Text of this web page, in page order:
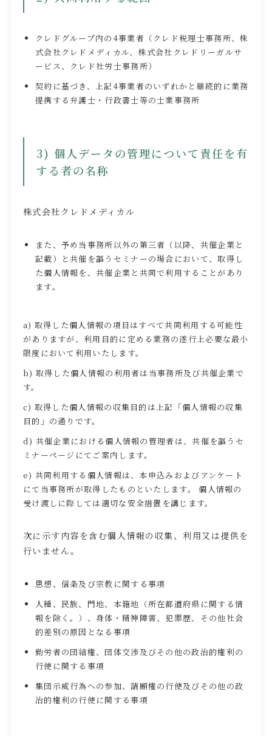
クレドグループ内の4事業者（クレド税理士事務所、株
式会社クレドメディカル、株式会社クレドリーガルサ
ービス、クレド社労士事務所）
契約に基づき、上記4事業者のいずれかと継続的に業務
提携する弁護士・行政書士等の士業事務所
3) 個人データの管理について責任を有
する者の名称
株式会社クレドメディカル
また、予め当事務所以外の第三者（以降、共催企業と
記載）と共催を謳うセミナーの場合において、取得し
た個人情報を、共催企業と共同で利用することがあり
ます。
a) 取得した個人情報の項目はすべて共同利用する可能性
がありますが、利用目的に定める業務の遂行上必要な最小
限度において利用いたします。
b) 取得した個人情報の利用者は当事務所及び共催企業で
す。
c) 取得した個人情報の収集目的は上記「個人情報の収集
目的」の通りです。
d) 共催企業における個人情報の管理者は、共催を謳うセ
ミナーページにてご案内します。
e) 共同利用する個人情報は、本申込みおよびアンケート
にて当事務所が取得したものといたします。 個人情報の
受け渡しに際しては適切な安全措置を講じます。
次に示す内容を含む個人情報の収集、利用又は提供を
行いません。
思想、信条及び宗教に関する事項
人種、民族、門地、本籍地（所在都道府県に関する情
報を除く。）、身体・精神障害、犯罪歴、その他社会
的差別の原因となる事項
勤労者の団結権、団体交渉及びその他の政治的権利の
行使に関する事項
集団示威行為への参加、請願権の行使及びその他の政
治的権利の行使に関する事項